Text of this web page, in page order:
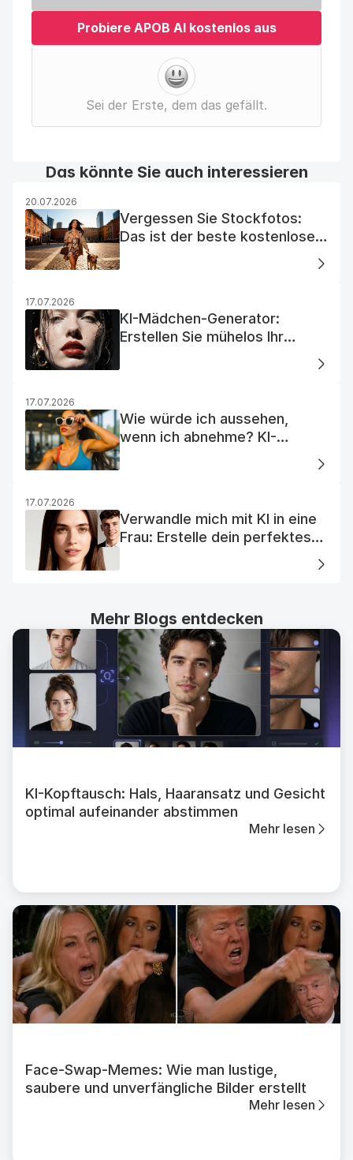
Probiere APOB AI kostenlos aus
Sei der Erste, dem das gefällt.
Das könnte Sie auch interessieren
20.07.2026
Vergessen Sie Stockfotos:
Das ist der beste kostenlose
17.07.2026
KI-Mädchen-Generator:
Erstellen Sie mühelos Ihr
17.07.2026
Wie würde ich aussehen,
wenn ich abnehme? KI-
17.07.2026
Verwandle mich mit KI in eine
Frau: Erstelle dein perfektes
Mehr Blogs entdecken
KI-Kopftausch: Hals, Haaransatz und Gesicht
optimal aufeinander abstimmen
Mehr lesen
Face-Swap-Memes: Wie man lustige,
saubere und unverfängliche Bilder erstellt
Mehr lesen